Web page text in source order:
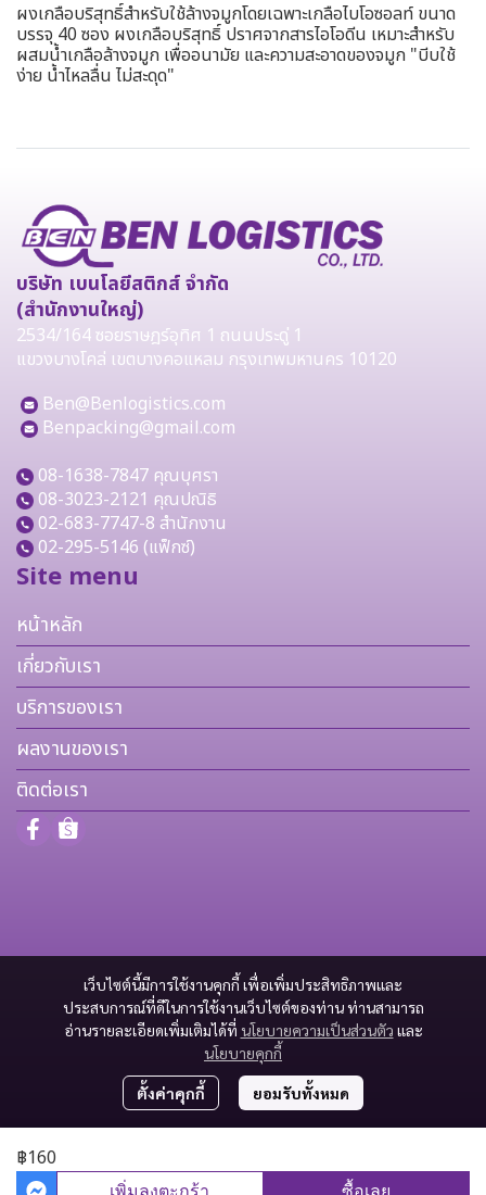
ผงเกลือบริสุทธิ์สำหรับใช้ล้างจมูกโดยเฉพาะเกลือไบโอซอลท์ ขนาด
บรรจุ 40 ซอง ผงเกลือบริสุทธิ์ ปราศจากสารไอโอดีน เหมาะสำหรับ
ผสมน้ำเกลือล้างจมูก เพื่ออนามัย และความสะอาดของจมูก "บีบใช้
ง่าย น้ำไหลลื่น ไม่สะดุด"
฿160
เพิ่มลงตะกร้า ซื้อเลย
เว็บไซต์นี้มีการใช้งานคุกกี้ เพื่อเพิ่มประสิทธิภาพและ
ประสบการณ์ที่ดีในการใช้งานเว็บไซต์ของท่าน ท่านสามารถ
อ่านรายละเอียดเพิ่มเติมได้ที่ นโยบายความเป็นส่วนตัว และ
นโยบายคุกกี้
ตั้งค่าคุกกี้ ยอมรับทั้งหมด
บริษัท เบนโลยีสติกส์ จำกัด
(สำนักงานใหญ่)
2534/164 ซอยราษฎร์อุทิศ 1 ถนนประดู่ 1
แขวงบางโคล่ เขตบางคอแหลม กรุงเทพมหานคร 10120
Ben@Benlogistics.com
Benpacking@gmail.com
08-1638-7847 คุณบุศรา
08-3023-2121 คุณปณิธิ
02-683-7747-8 สำนักงาน
02-295-5146 (แฟ็กซ์)
Site menu
หน้าหลัก
เกี่ยวกับเรา
บริการของเรา
ผลงานของเรา
ติดต่อเรา
Copyright 2025 | All Rights Reserved